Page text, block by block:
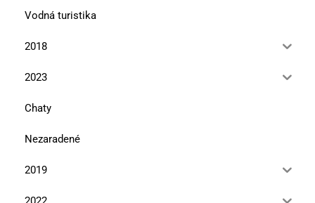
Vodná turistika
2018
2023
Chaty
Nezaradené
2019